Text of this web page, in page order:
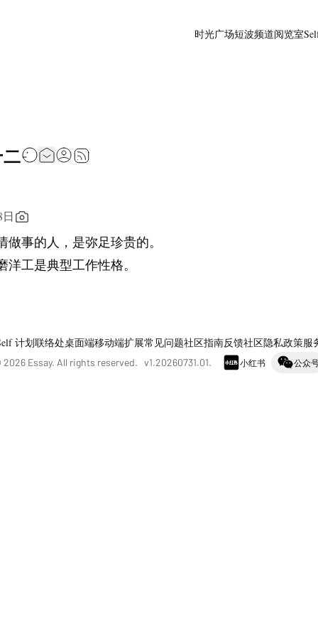
时光广场短波频道阅览室
做事的人，是弥足珍贵的。
洋工是典型工作性格。
计划联络处桌面端移动端扩展常见问题社区指南反馈社区隐私政策服
2026 Essay. All rights reserved. v1.20260731.01. 小红书 公众